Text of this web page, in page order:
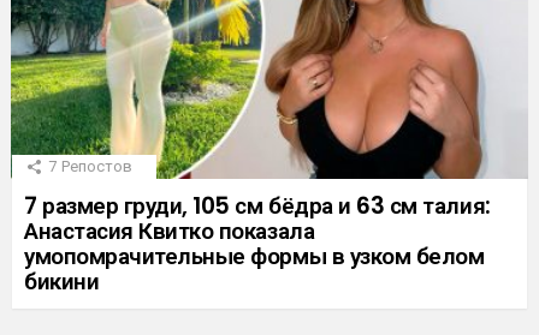
7 Репостов
7 размер груди, 105 см бёдра и 63 см талия:
Анастасия Квитко показала
умопомрачительные формы в узком белом
бикини